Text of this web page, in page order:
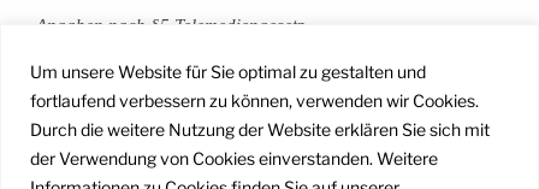
Um unsere Website für Sie optimal zu gestalten und
fortlaufend verbessern zu können, verwenden wir Cookies.
Durch die weitere Nutzung der Website erklären Sie sich mit
der Verwendung von Cookies einverstanden. Weitere
Anga­ben nach §5 Telemediengesetz
Daten­schutz­er­klä­rung